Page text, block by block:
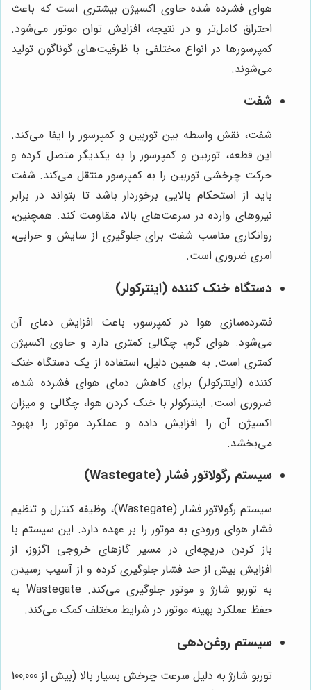
هوای فشرده شده حاوی اکسیژن بیشتری است که باعث
احتراق کامل‌تر و در نتیجه، افزایش توان موتور می‌شود.
کمپرسورها در انواع مختلفی با ظرفیت‌های گوناگون تولید
می‌شوند.
شفت
شفت، نقش واسطه بین توربین و کمپرسور را ایفا می‌کند.
این قطعه، توربین و کمپرسور را به یکدیگر متصل کرده و
حرکت چرخشی توربین را به کمپرسور منتقل می‌کند. شفت
باید از استحکام بالایی برخوردار باشد تا بتواند در برابر
نیروهای وارده در سرعت‌های بالا، مقاومت کند. همچنین،
روانکاری مناسب شفت برای جلوگیری از سایش و خرابی،
امری ضروری است.
دستگاه خنک کننده (اینترکولر)
فشرده‌سازی هوا در کمپرسور، باعث افزایش دمای آن
می‌شود. هوای گرم، چگالی کمتری دارد و حاوی اکسیژن
کمتری است. به همین دلیل، استفاده از یک دستگاه خنک
کننده (اینترکولر) برای کاهش دمای هوای فشرده شده،
ضروری است. اینترکولر با خنک کردن هوا، چگالی و میزان
اکسیژن آن را افزایش داده و عملکرد موتور را بهبود
می‌بخشد.
سیستم رگولاتور فشار (Wastegate)
سیستم رگولاتور فشار (Wastegate)، وظیفه کنترل و تنظیم
فشار هوای ورودی به موتور را بر عهده دارد. این سیستم با
باز کردن دریچه‌ای در مسیر گازهای خروجی اگزوز، از
افزایش بیش از حد فشار جلوگیری کرده و از آسیب رسیدن
به توربو شارژ و موتور جلوگیری می‌کند. Wastegate به
حفظ عملکرد بهینه موتور در شرایط مختلف کمک می‌کند.
سیستم روغن‌دهی
توربو شارژ به دلیل سرعت چرخش بسیار بالا (بیش از 100,000